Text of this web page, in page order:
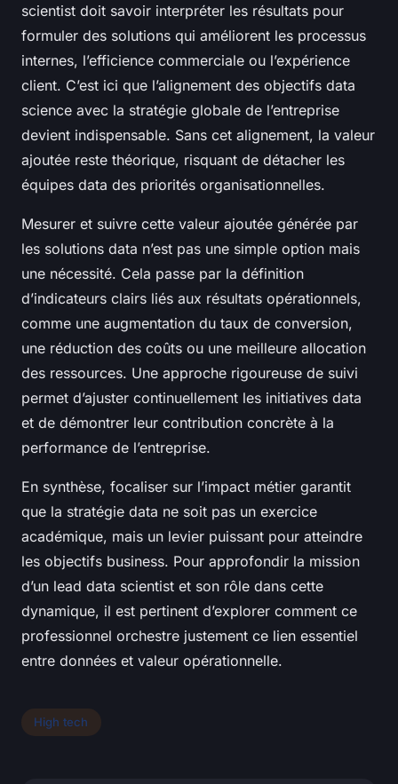
scientist doit savoir interpréter les résultats pour
formuler des solutions qui améliorent les processus
internes, l’efficience commerciale ou l’expérience
client. C’est ici que l’alignement des objectifs data
science avec la stratégie globale de l’entreprise
devient indispensable. Sans cet alignement, la valeur
ajoutée reste théorique, risquant de détacher les
équipes data des priorités organisationnelles.
Mesurer et suivre cette valeur ajoutée générée par
les solutions data n’est pas une simple option mais
une nécessité. Cela passe par la définition
d’indicateurs clairs liés aux résultats opérationnels,
comme une augmentation du taux de conversion,
une réduction des coûts ou une meilleure allocation
des ressources. Une approche rigoureuse de suivi
permet d’ajuster continuellement les initiatives data
et de démontrer leur contribution concrète à la
performance de l’entreprise.
En synthèse, focaliser sur l’impact métier garantit
que la stratégie data ne soit pas un exercice
académique, mais un levier puissant pour atteindre
les objectifs business. Pour approfondir la mission
d’un lead data scientist et son rôle dans cette
dynamique, il est pertinent d’explorer comment ce
professionnel orchestre justement ce lien essentiel
entre données et valeur opérationnelle.
High tech